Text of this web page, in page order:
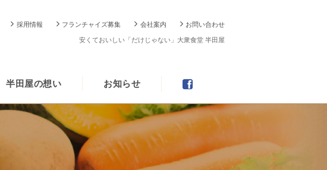
採用情報 フランチャイズ募集 会社案内 お問い合わせ
安くておいしい「だけじゃない」大衆食堂 半田屋
半田屋の想い お知らせ